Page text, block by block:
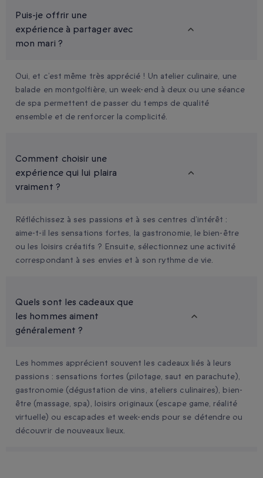
Puis-je offrir une
expérience à partager avec
mon mari ?
Oui, et c’est même très apprécié ! Un atelier culinaire, une
balade en montgolfière, un week-end à deux ou une séance
de spa permettent de passer du temps de qualité
ensemble et de renforcer la complicité.
Comment choisir une
expérience qui lui plaira
vraiment ?
Réfléchissez à ses passions et à ses centres d’intérêt :
aime-t-il les sensations fortes, la gastronomie, le bien-être
ou les loisirs créatifs ? Ensuite, sélectionnez une activité
correspondant à ses envies et à son rythme de vie.
Quels sont les cadeaux que
les hommes aiment
généralement ?
Les hommes apprécient souvent les cadeaux liés à leurs
passions : sensations fortes (pilotage, saut en parachute),
gastronomie (dégustation de vins, ateliers culinaires), bien-
être (massage, spa), loisirs originaux (escape game, réalité
virtuelle) ou escapades et week-ends pour se détendre ou
découvrir de nouveaux lieux.